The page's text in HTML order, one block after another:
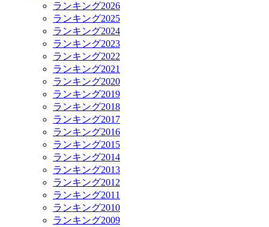
ランキング2026
ランキング2025
ランキング2024
ランキング2023
ランキング2022
ランキング2021
ランキング2020
ランキング2019
ランキング2018
ランキング2017
ランキング2016
ランキング2015
ランキング2014
ランキング2013
ランキング2012
ランキング2011
ランキング2010
ランキング2009